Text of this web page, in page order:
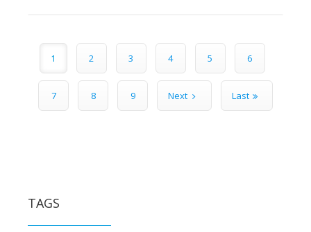
Pages
1 2 3 4 5 6
7 8 9 Next Last
TAGS